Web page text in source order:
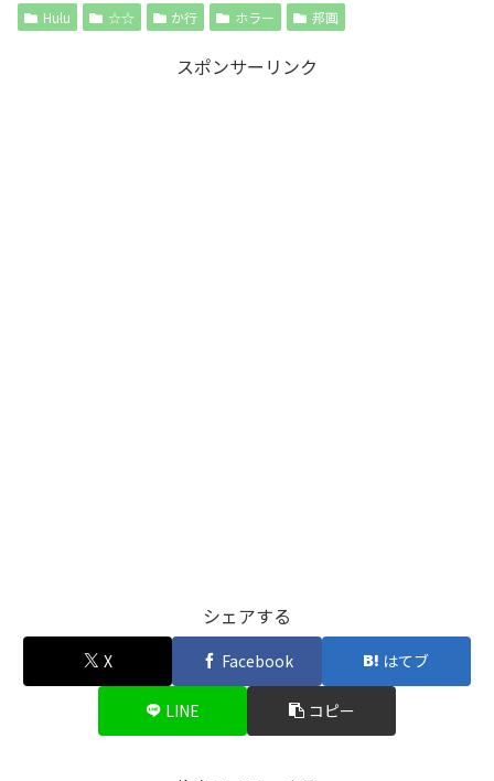
Hulu ☆☆ か行 ホラー 邦画
スポンサーリンク
シェアする
X Facebook はてブ
LINE コピー